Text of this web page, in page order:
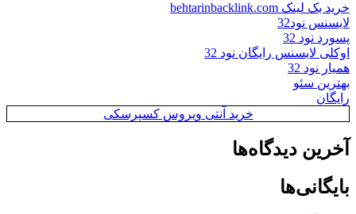
خرید بک لینک behtarinbacklink.com
لایسنس نود32
پسورد نود 32
اوکلی لایسنس رایگان نود 32
همیار نود 32
بهترین سئو
رایگان
خرید آنتی ویروس کسپرسکی
آخرین دیدگاه‌ها
بایگانی‌ها